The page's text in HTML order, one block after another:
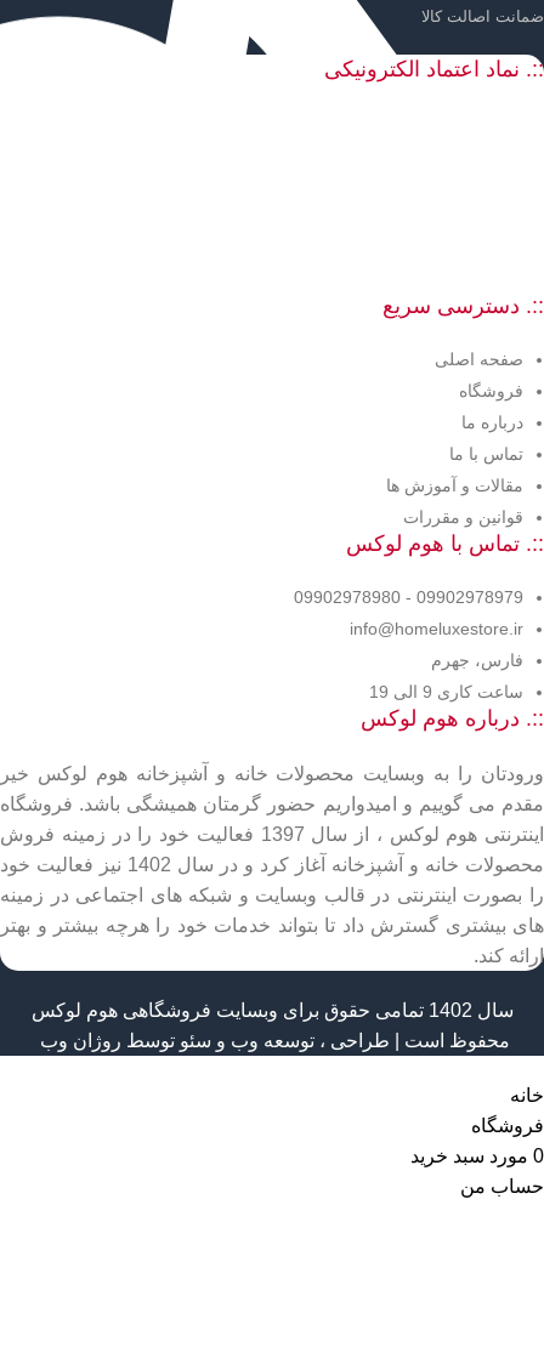
ضمانت اصالت کالا
::. نماد اعتماد الکترونیکی
::. دسترسی سریع
صفحه اصلی
فروشگاه
درباره ما
تماس با ما
مقالات و آموزش ها
قوانین و مقررات
::. تماس با هوم لوکس
09902978979 - 09902978980
info@homeluxestore.ir
فارس، جهرم
ساعت کاری 9 الی 19
::. درباره هوم لوکس
ورودتان را به وبسایت محصولات خانه و آشپزخانه هوم لوکس خیر
مقدم می گوییم و امیدواریم حضور گرمتان همیشگی باشد. فروشگاه
اینترنتی هوم لوکس ، از سال 1397 فعالیت خود را در زمینه فروش
محصولات خانه و آشپزخانه آغاز کرد و در سال 1402 نیز فعالیت خود
را بصورت اینترنتی در قالب وبسایت و شبکه های اجتماعی در زمینه
های بیشتری گسترش داد تا بتواند خدمات خود را هرچه بیشتر و بهتر
ارائه کند.
سال 1402 تمامی حقوق برای وبسایت فروشگاهی هوم لوکس
محفوظ است | طراحی ، توسعه وب و سئو توسط روژان وب
خانه
فروشگاه
0 مورد سبد خرید
حساب من